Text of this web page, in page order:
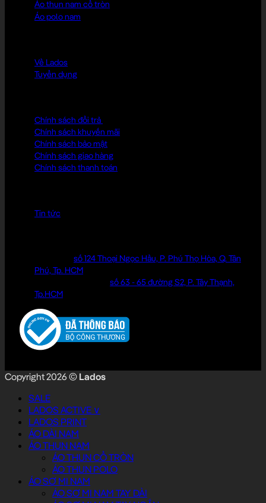
Áo thun nam cổ tròn
Áo polo nam
Về Lados
Tuyển dụng
Chính sách đổi trả
Chính sách khuyến mãi
Chính sách bảo mật
Chính sách giao hàng
Chính sách thanh toán
Tin tức
số 124 Thoại Ngọc Hầu, P. Phú Thọ Hòa, Q. Tân
Phú, Tp. HCM
số 63 - 65 đường S2, P. Tây Thạnh,
Tp.HCM
Copyright 2026 © Lados
SALE
LADOS ACTIVE ∨
LADOS PRINT
ÁO DÀI NAM
ÁO THUN NAM
ÁO THUN CỔ TRÒN
ÁO THUN POLO
ÁO SƠ MI NAM
ÁO SƠ MI NAM TAY DÀI